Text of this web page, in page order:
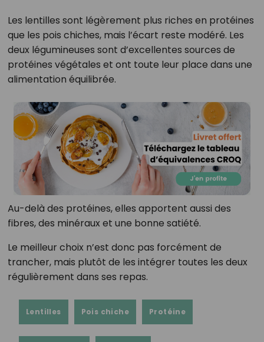
Les lentilles sont légèrement plus riches en protéines
que les pois chiches, mais l’écart reste modéré. Les
deux légumineuses sont d’excellentes sources de
protéines végétales et ont toute leur place dans une
alimentation équilibrée.
Au-delà des protéines, elles apportent aussi des
fibres, des minéraux et une bonne satiété.
Le meilleur choix n’est donc pas forcément de
trancher, mais plutôt de les intégrer toutes les deux
régulièrement dans ses repas.
Lentilles Pois chiche Protéine